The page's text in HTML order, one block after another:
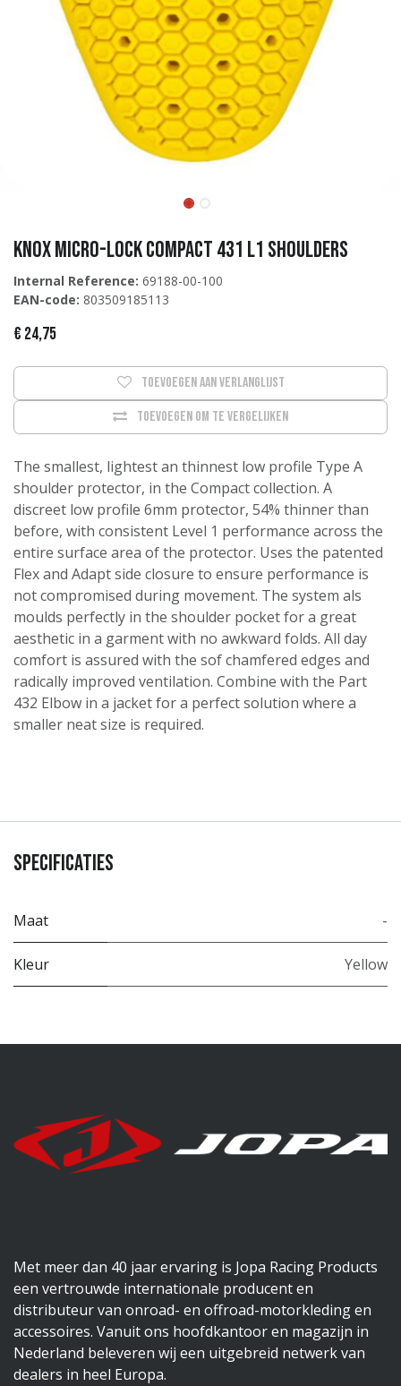
KNOX Micro-lock Compact 431 L1 Shoulders
Internal Reference: 69188-00-100
EAN-code: 803509185113
€ 24,75
Toevoegen om te vergelijken
Toevoegen aan verlanglijst
The smallest, lightest an thinnest low profile Type A
shoulder protector, in the Compact collection. A
discreet low profile 6mm protector, 54% thinner than
before, with consistent Level 1 performance across the
entire surface area of the protector. Uses the patented
Flex and Adapt side closure to ensure performance is
not compromised during movement. The system als
moulds perfectly in the shoulder pocket for a great
aesthetic in a garment with no awkward folds. All day
comfort is assured with the sof chamfered edges and
radically improved ventilation. Combine with the Part
432 Elbow in a jacket for a perfect solution where a
smaller neat size is required.
Specificaties
Maat -
Kleur Yellow
Met meer dan 40 jaar ervaring is Jopa Racing Products
een vertrouwde internationale producent en
distributeur van onroad- en offroad-motorkleding en
accessoires. Vanuit ons hoofdkantoor en magazijn in
Nederland beleveren wij een uitgebreid netwerk van
dealers in heel Europa.